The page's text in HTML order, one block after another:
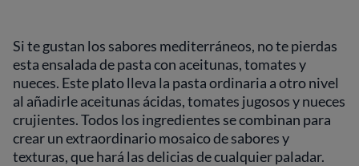
Si te gustan los sabores mediterráneos, no te pierdas
esta ensalada de pasta con aceitunas, tomates y
nueces. Este plato lleva la pasta ordinaria a otro nivel
al añadirle aceitunas ácidas, tomates jugosos y nueces
crujientes. Todos los ingredientes se combinan para
crear un extraordinario mosaico de sabores y
texturas, que hará las delicias de cualquier paladar.